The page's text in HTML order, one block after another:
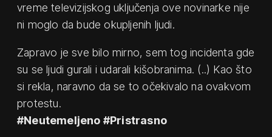
vreme televizijskog uključenja ove novinarke nije
ni moglo da bude okupljenih ljudi.
Zapravo je sve bilo mirno, sem tog incidenta gde
su se ljudi gurali i udarali kišobranima. (..) Kao što
si rekla, naravno da se to očekivalo na ovakvom
protestu.
#Neutemeljeno #Pristrasno